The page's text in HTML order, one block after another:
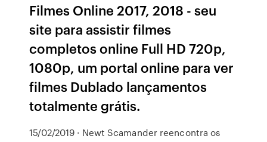
Filmes Online 2017, 2018 - seu
site para assistir filmes
completos online Full HD 720p,
1080p, um portal online para ver
filmes Dublado lançamentos
totalmente grátis.
15/02/2019 · Newt Scamander reencontra os